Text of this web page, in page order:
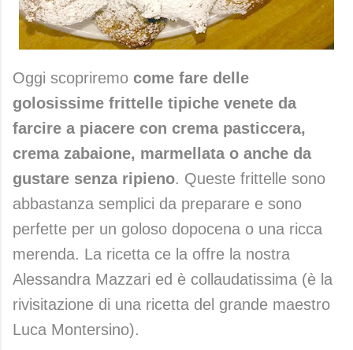
Oggi scopriremo come fare delle
golosissime frittelle tipiche venete da
farcire a piacere con crema pasticcera,
crema zabaione, marmellata o anche da
gustare senza ripieno. Queste frittelle sono
abbastanza semplici da preparare e sono
perfette per un goloso dopocena o una ricca
merenda. La ricetta ce la offre la nostra
Alessandra Mazzari ed è collaudatissima (è la
rivisitazione di una ricetta del grande maestro
Luca Montersino).